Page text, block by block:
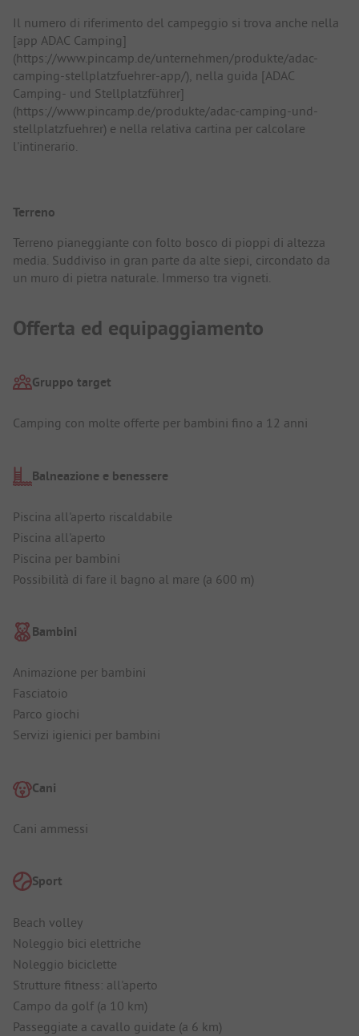
Il numero di riferimento del campeggio si trova anche nella
[app ADAC Camping]
(https://www.pincamp.de/unternehmen/produkte/adac-
camping-stellplatzfuehrer-app/), nella guida [ADAC
Camping- und Stellplatzführer]
(https://www.pincamp.de/produkte/adac-camping-und-
stellplatzfuehrer) e nella relativa cartina per calcolare
l'intinerario.
Terreno
Terreno pianeggiante con folto bosco di pioppi di altezza
media. Suddiviso in gran parte da alte siepi, circondato da
un muro di pietra naturale. Immerso tra vigneti.
Offerta ed equipaggiamento
Gruppo target
Camping con molte offerte per bambini fino a 12 anni
Balneazione e benessere
Piscina all'aperto riscaldabile
Piscina all'aperto
Piscina per bambini
Possibilità di fare il bagno al mare (a 600 m)
Bambini
Animazione per bambini
Fasciatoio
Parco giochi
Servizi igienici per bambini
Cani
Cani ammessi
Sport
Beach volley
Noleggio bici elettriche
Noleggio biciclette
Strutture fitness: all'aperto
Campo da golf (a 10 km)
Passeggiate a cavallo guidate (a 6 km)